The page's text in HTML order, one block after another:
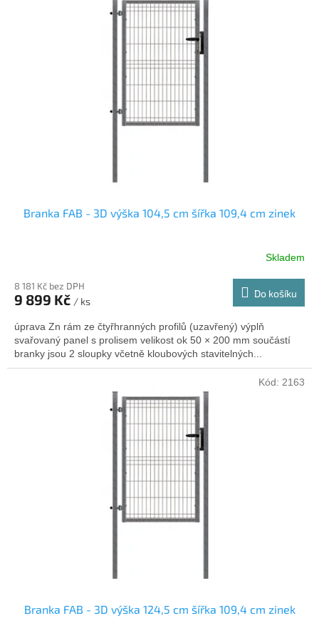
Branka FAB - 3D výška 104,5 cm šířka 109,4 cm zinek
Skladem
8 181 Kč bez DPH
9 899 Kč / ks
Do košíku
úprava Zn rám ze čtyřhranných profilů (uzavřený) výplň
svařovaný panel s prolisem velikost ok 50 × 200 mm součástí
branky jsou 2 sloupky včetně kloubových stavitelných...
Branka FAB - 3D výška 124,5 cm šířka 109,4 cm zinek
Kód: 2163